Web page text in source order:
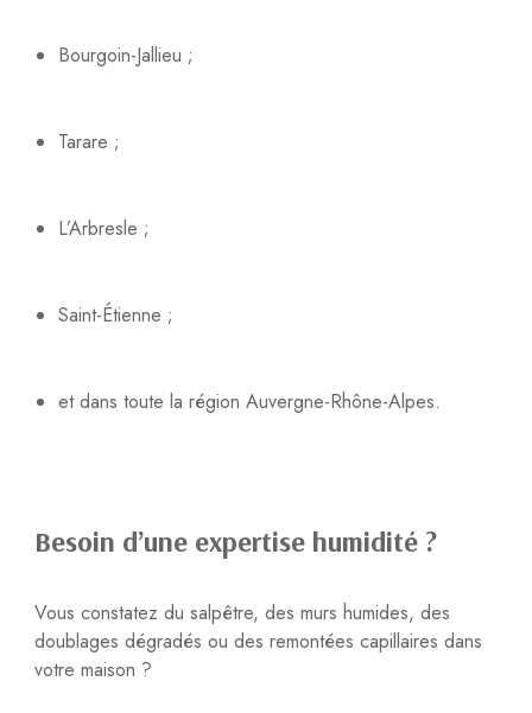
Bourgoin-Jallieu ;
Tarare ;
L’Arbresle ;
Saint-Étienne ;
et dans toute la région Auvergne-Rhône-Alpes.
Besoin d’une expertise humidité ?
Vous constatez du salpêtre, des murs humides, des
doublages dégradés ou des remontées capillaires dans
votre maison ?